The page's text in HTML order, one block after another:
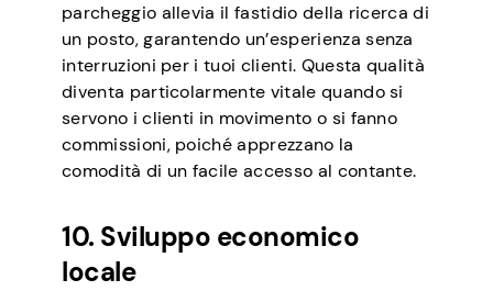
parcheggio allevia il fastidio della ricerca di
un posto, garantendo un’esperienza senza
interruzioni per i tuoi clienti. Questa qualità
diventa particolarmente vitale quando si
servono i clienti in movimento o si fanno
commissioni, poiché apprezzano la
comodità di un facile accesso al contante.
10. Sviluppo economico
locale